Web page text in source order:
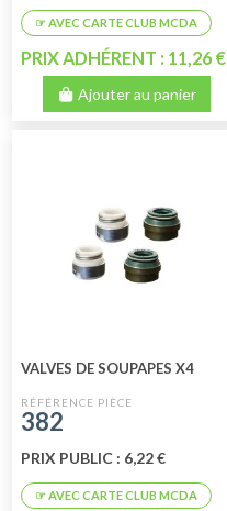
PRIX ADHÉRENT : 11,26 €
Ajouter au panier
VALVES DE SOUPAPES X4
382
PRIX PUBLIC : 6,22 €